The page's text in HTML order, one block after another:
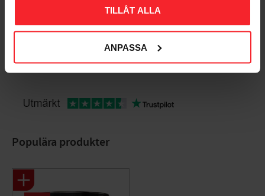
TILLÅT ALLA
ANPASSA
Bliv den første, der giver en bedømmelse.
Populära produkter